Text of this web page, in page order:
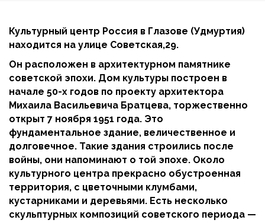
Культурный центр Россия в Глазове (Удмуртия)
находится на улице Советская,29.
Он расположен в архитектурном памятнике
советской эпохи. Дом культуры построен в
начале 50-х годов по проекту архитектора
Михаила Васильевича Братцева, торжественно
открыт 7 ноября 1951 года. Это
фундаментальное здание, величественное и
долговечное. Такие здания строились после
войны, они напоминают о той эпохе. Около
культурного центра прекрасно обустроенная
территория, с цветочными клумбами,
кустарниками и деревьями. Есть несколько
скульптурных композиций советского периода —